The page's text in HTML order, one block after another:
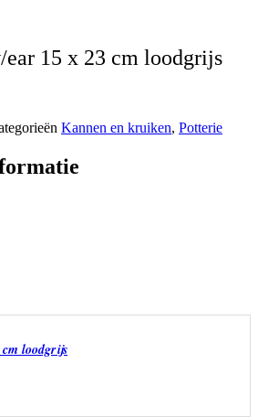
ear 15 x 23 cm loodgrijs
Kannen en kruiken, Potterie
cm loodgrijs